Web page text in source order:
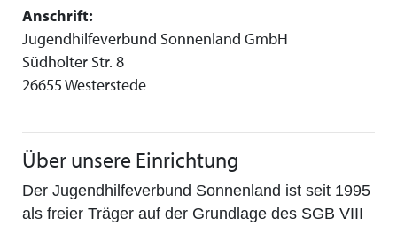
Anschrift:
Jugendhilfeverbund Sonnenland GmbH
Südholter Str. 8
26655 Westerstede
Über unsere Einrichtung
Der Jugendhilfeverbund Sonnenland ist seit 1995
als freier Träger auf der Grundlage des SGB VIII